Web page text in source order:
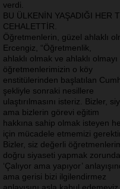
verdi.
BU ÜLKENİN YAŞADIĞI HER
CEHALETTİR.
Öğretmenlerin, güzel ahlaklı
Ercengiz, “Öğretmenlik,
ahlaklı olmak ve ahlaklı
öğretmenlerimizin o köy
enstitülerinden başlatılan
şekliyle sonraki nesillere
ulaştırılmasını isteriz. Bizler,
ama bizlerin görevi eğitim
hakkına sahip olmak isteyen
için mücadele etmemizi
Bizler, siz değerli
doğru siyaseti yapmak
‘Çalıyor ama yapıyor’
ama gerisi bizi ilgilendirmez